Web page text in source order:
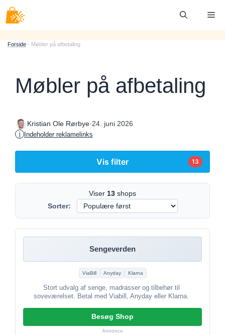
Hop
til
Forside - Møbler på afbetaling
Møbler på afbetaling
Kristian Ole Rørbye·24. juni 2026
i Indeholder reklamelinks
Vis filter 13
Viser 13 shops
Sorter:
Sengeverden
ViaBill Anyday Klarna
Stort udvalg af senge, madrasser og tilbehør til
soveværelset. Betal med Viabill, Anyday eller Klarna.
Besøg Shop
Annonce